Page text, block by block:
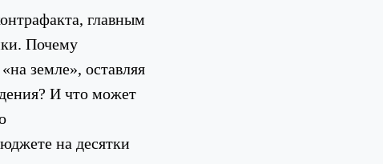
главным
Почему
земле», оставляя
И что может
на десятки